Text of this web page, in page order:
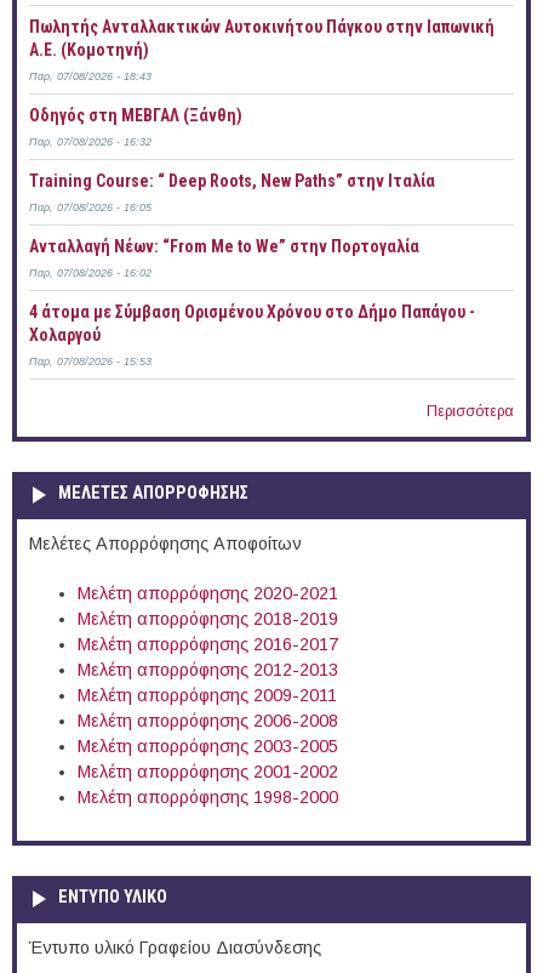
Πωλητής Ανταλλακτικών Αυτοκινήτου Πάγκου στην Ιαπωνική
Α.Ε. (Κομοτηνή)
Παρ, 07/08/2026 - 18:43
Οδηγός στη ΜΕΒΓΑΛ (Ξάνθη)
Παρ, 07/08/2026 - 16:32
Training Course: “ Deep Roots, New Paths” στην Ιταλία
Παρ, 07/08/2026 - 16:05
Ανταλλαγή Νέων: “From Me to We” στην Πορτογαλία
Παρ, 07/08/2026 - 16:02
4 άτομα με Σύμβαση Ορισμένου Χρόνου στο Δήμο Παπάγου -
Χολαργού
Παρ, 07/08/2026 - 15:53
Περισσότερα
ΜΕΛΕΤΕΣ ΑΠΟΡΡΟΦΗΣΗΣ
Μελέτες Απορρόφησης Αποφοίτων
Μελέτη απορρόφησης 2020-2021
Μελέτη απορρόφησης 2018-2019
Μελέτη απορρόφησης 2016-2017
Μελέτη απορρόφησης 2012-2013
Μελέτη απορρόφησης 2009-2011
Μελέτη απορρόφησης 2006-2008
Μελέτη απορρόφησης 2003-2005
Μελέτη απορρόφησης 2001-2002
Μελέτη απορρόφησης 1998-2000
ΕΝΤΥΠΟ ΥΛΙΚΟ
Έντυπο υλικό Γραφείου Διασύνδεσης